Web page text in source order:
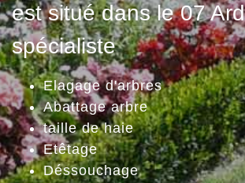
est situé dans le 07
spécialiste
Elagage d'arbres
Abattage arbre
taille de haie
Etêtage
Déssouchage